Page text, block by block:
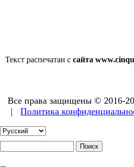
Текст распечатан с сайта
Все права защищены © 2016-
| Политика